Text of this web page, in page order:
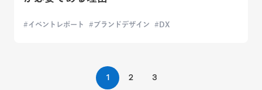
イベントレポート ブランドデザイン DX
1 2 3